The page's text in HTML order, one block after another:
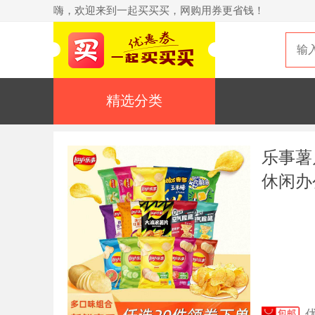
嗨，欢迎来到一起买买买，网购用券更省钱！
精选分类
乐事
休闲